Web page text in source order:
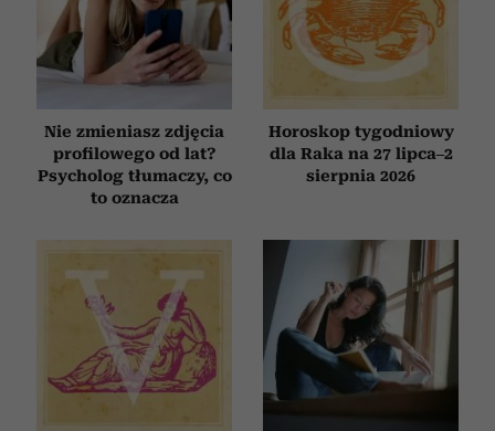
Nie zmieniasz zdjęcia
profilowego od lat?
Psycholog tłumaczy, co
to oznacza
Horoskop tygodniowy
dla Raka na 27 lipca–2
sierpnia 2026